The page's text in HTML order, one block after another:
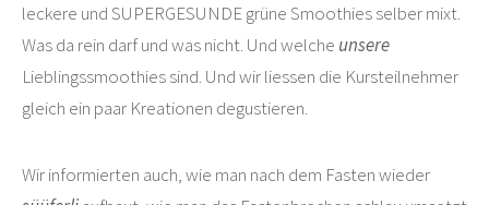
leckere und SUPERGESUNDE grüne Smoothies selber mixt.
Was da rein darf und was nicht. Und welche unsere
Lieblingssmoothies sind. Und wir liessen die Kursteilnehmer
gleich ein paar Kreationen degustieren.
Wir informierten auch, wie man nach dem Fasten wieder